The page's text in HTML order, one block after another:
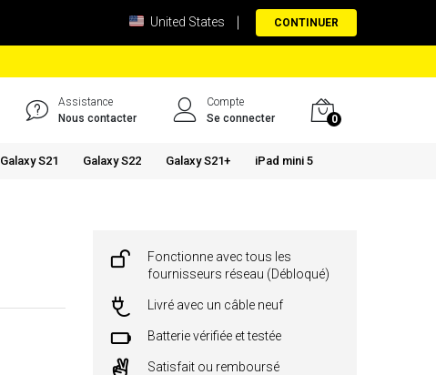
United States CONTINUER
Assistance
Nous contacter
Compte
Se connecter
0
Galaxy S21 Galaxy S22 Galaxy S21+ iPad mini 5
Fonctionne avec tous les
fournisseurs réseau (Débloqué)
Livré avec un câble neuf
Batterie vérifiée et testée
Satisfait ou remboursé